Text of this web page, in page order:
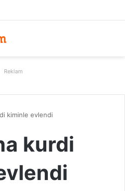
Reklam
kiminle evlendi
kurdi